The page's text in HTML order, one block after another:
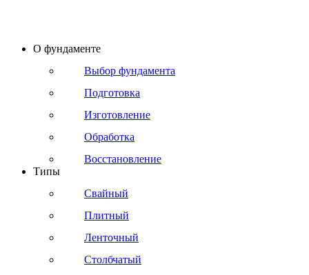
О фундаменте
Выбор фундамента
Подготовка
Изготовление
Обработка
Восстановление
Типы
Свайный
Плитный
Ленточный
Столбчатый